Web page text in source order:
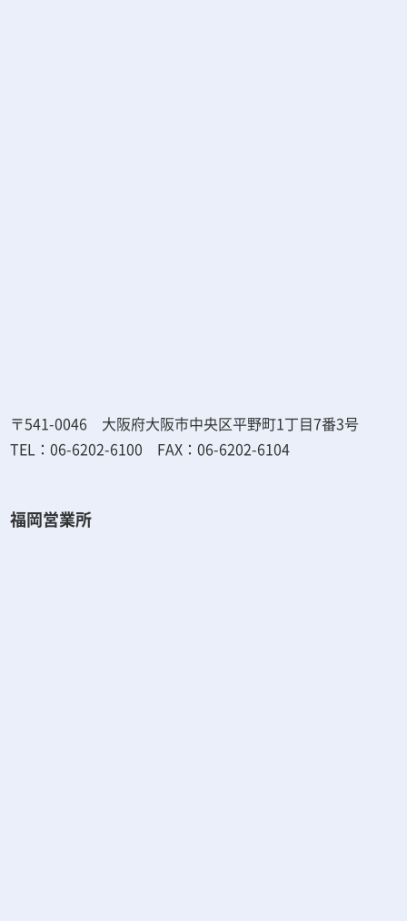
〒541-0046 大阪府大阪市中央区平野町1丁目7番3号
TEL：06-6202-6100 FAX：06-6202-6104
福岡営業所